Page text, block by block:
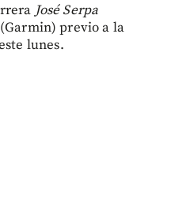
José Serpa
(Garmin) previo a la
lunes.